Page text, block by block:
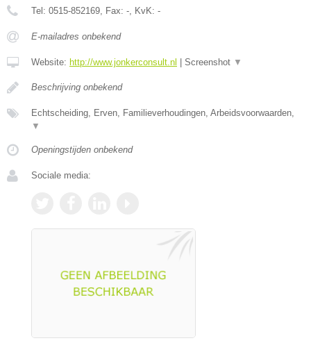
Tel: 0515-852169 , Fax: - , KvK: -
E-mailadres onbekend
Website: http://www.jonkerconsult.nl | Screenshot ▼
Beschrijving onbekend
Echtscheiding, Erven, Familieverhoudingen, Arbeidsvoorwaarden,
▼
Openingstijden onbekend
Sociale media: